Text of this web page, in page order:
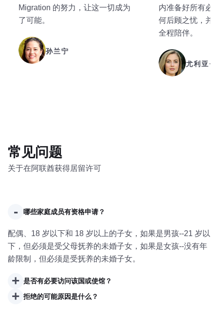
Migration 的努力，让这一切成为
了可能。
孙兰宁
内准备好所有必
何后顾之忧，并
全程陪伴。
尤利亚·
常见问题
关于在阿联酋获得居留许可
- 哪些家庭成员有资格申请？
配偶、18 岁以下和 18 岁以上的子女，如果是男孩--21 岁以
下，但必须是受父母抚养的未婚子女，如果是女孩--没有年
龄限制，但必须是受抚养的未婚子女。
+ 是否有必要访问该国或使馆？
+ 拒绝的可能原因是什么？